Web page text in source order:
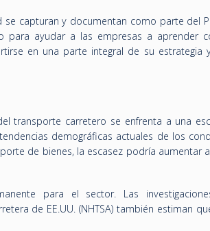
capturan y documentan como parte del
para ayudar a las empresas a aprender
en una parte integral de su estrategia
transporte carretero se enfrenta a una
demográficas actuales de los
de bienes, la escasez podría aumentar
para el sector. Las
de EE.UU. (NHTSA) también estiman